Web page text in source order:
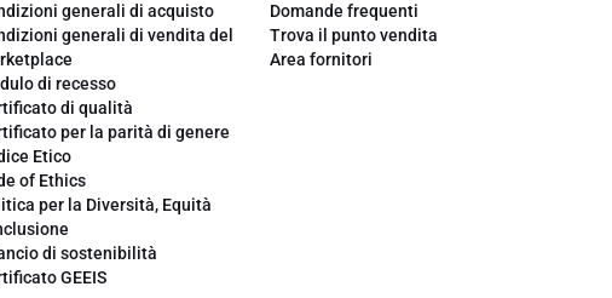
generali di acquisto
generali di vendita del
di recesso
di qualità
per la parità di genere
Etico
of Ethics
per la Diversità, Equità
di sostenibilità
GEEIS
Domande frequenti
Trova il punto vendita
Area fornitori